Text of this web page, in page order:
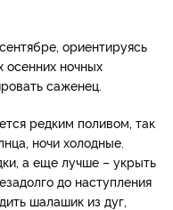
ориентируясь
осенних ночных
саженец.
редким поливом, так
ночи холодные.
а еще лучше – укрыть
до наступления
шалашик из дуг,